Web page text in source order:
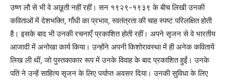
उष्ण लौ से भी वे अछूती नहीं रहीं। सन १९२९-१९३९ के बीच लिखी उनकी
कविताओं में देशभक्ति, गाँधी का प्रभाव, स्वतंत्रता की चाह स्पष्ट परिलक्षित होती
है। इसके बाद भी उनकी रचनाएँ प्रकाशित होती रहीं। अपने सृजन से वे भारतीय
आजादी में अनोखा कार्य किया। उन्होंने अपनी किशोरावस्था में ही अनेक कवितायें
लिख ली थीं, जो पुस्तकाकार रूप में उनके विवाह के बाद प्रकाशित हुईं। उनके
पति ने उन्हें साहित्य सृजन के लिए पर्याप्त अवसर दिया। उनकी सुविधा के लिए